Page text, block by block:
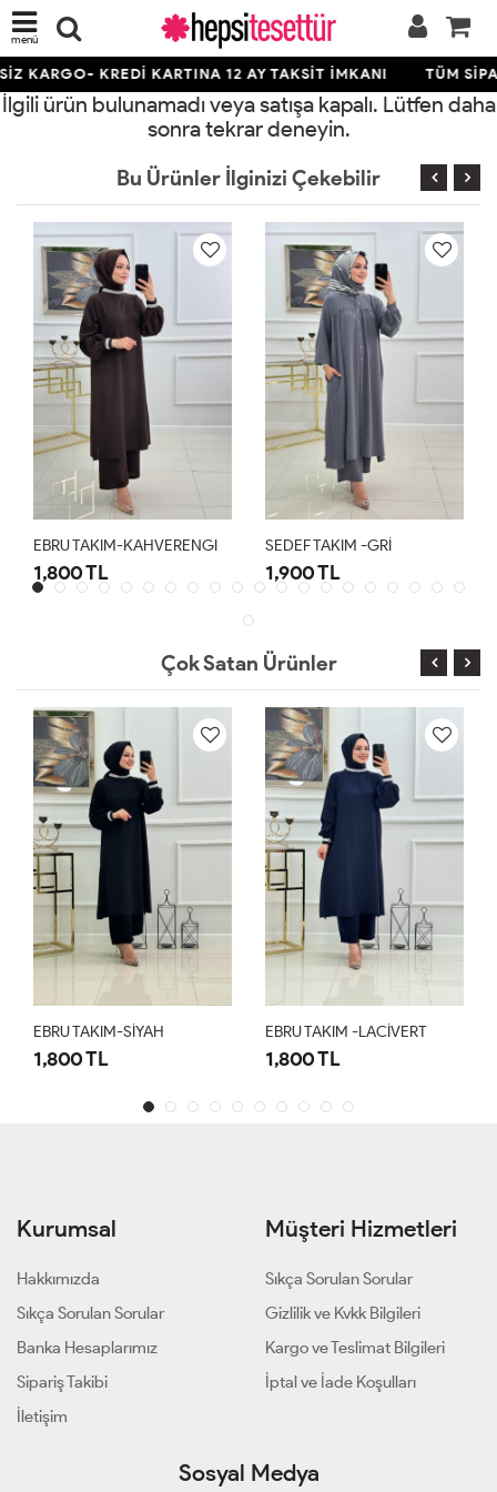
menü
KARGO- KREDİ KARTINA 12 AY TAKSİT İMKANI TÜM
İlgili ürün bulunamadı veya satışa kapalı. Lütfen daha
sonra tekrar deneyin.
Bu Ürünler İlginizi Çekebilir
EBRU TAKIM-KAHVERENGI
1,800 TL
SEDEF TAKIM -GRİ
1,900 TL
Çok Satan Ürünler
EBRU TAKIM-SİYAH
1,800 TL
EBRU TAKIM -LACİVERT
1,800 TL
Kurumsal
Hakkımızda
Sıkça Sorulan Sorular
Banka Hesaplarımız
Sipariş Takibi
İletişim
Müşteri Hizmetleri
Sıkça Sorulan Sorular
Gizlilik ve Kvkk Bilgileri
Kargo ve Teslimat Bilgileri
İptal ve İade Koşulları
Sosyal Medya